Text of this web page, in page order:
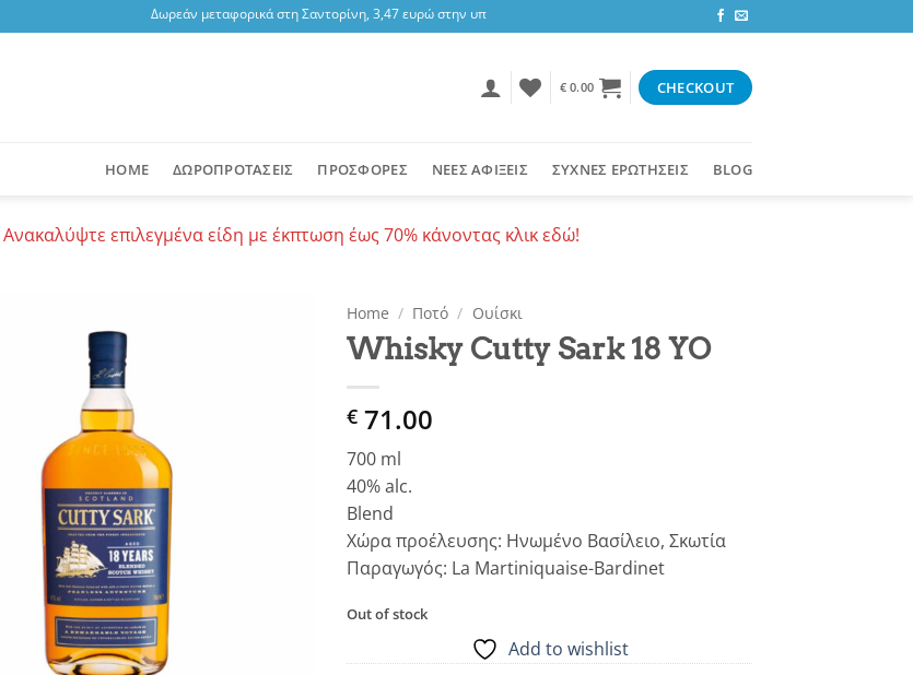
Δωρεάν μεταφορικά στη Σαντορίνη, 3,47 ευρώ στην υπόλοιπη Ελλάδα ή δωρεάν για αγορές 50+ ευρώ
€0.00 CHECKOUT
HOME ΔΩΡΟΠΡΟΤΑΣΕΙΣ ΠΡΟΣΦΟΡΕΣ ΝΕΕΣ ΑΦΙΞΕΙΣ ΣΥΧΝΕΣ ΕΡΩΤΗΣΕΙΣ BLOG
Ανακαλύψτε επιλεγμένα είδη με έκπτωση έως 70% κάνοντας κλικ εδώ!
Home / Ποτό / Ουίσκι
Whisky Cutty Sark 18 YO
€ 71.00
700 ml
40% alc.
Blend
Χώρα προέλευσης: Ηνωμένο Βασίλειο, Σκωτία
Παραγωγός: La Martiniquaise-Bardinet
Out of stock
Add to wishlist